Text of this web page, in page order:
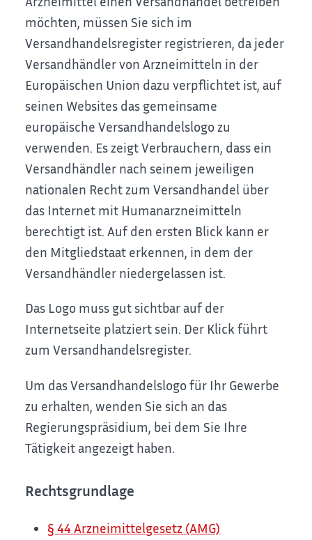
möchten, müssen Sie sich im
Versandhandelsregister registrieren, da jeder
Versandhändler von Arzneimitteln in der
Europäischen Union dazu verpflichtet ist, auf
seinen Websites das gemeinsame
europäische Versandhandelslogo zu
verwenden. Es zeigt Verbrauchern, dass ein
Versandhändler nach seinem jeweiligen
nationalen Recht zum Versandhandel über
das Internet mit Humanarzneimitteln
berechtigt ist. Auf den ersten Blick kann er
den Mitgliedstaat erkennen, in dem der
Versandhändler niedergelassen ist.
Das Logo muss gut sichtbar auf der
Internetseite platziert sein. Der Klick führt
zum Versandhandelsregister.
Um das Versandhandelslogo für Ihr Gewerbe
zu erhalten, wenden Sie sich an das
Regierungspräsidium, bei dem Sie Ihre
Tätigkeit angezeigt haben.
Rechtsgrundlage
§ 44 Arzneimittelgesetz (AMG)